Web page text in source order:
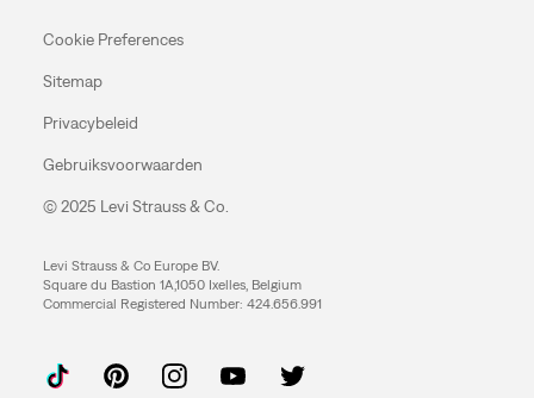
Cookie Preferences
Sitemap
Privacybeleid
Gebruiksvoorwaarden
© 2025 Levi Strauss & Co.
Levi Strauss & Co Europe BV.
Square du Bastion 1A,1050 Ixelles, Belgium
Commercial Registered Number: 424.656.991